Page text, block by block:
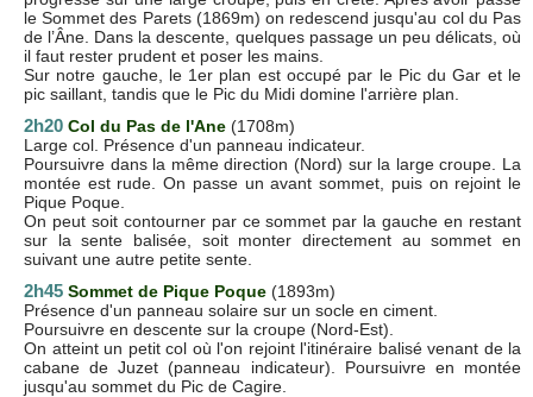
le Sommet des Parets (1869m) on redescend jusqu'au col du Pas
de l’Âne. Dans la descente, quelques passage un peu délicats, où
il faut rester prudent et poser les mains.
Sur notre gauche, le 1er plan est occupé par le Pic du Gar et le
pic saillant, tandis que le Pic du Midi domine l'arrière plan.
2h20 Col du Pas de l'Ane (1708m)
Large col. Présence d'un panneau indicateur.
Poursuivre dans la même direction (Nord) sur la large croupe. La
montée est rude. On passe un avant sommet, puis on rejoint le
Pique Poque.
On peut soit contourner par ce sommet par la gauche en restant
sur la sente balisée, soit monter directement au sommet en
suivant une autre petite sente.
2h45 Sommet de Pique Poque (1893m)
Présence d'un panneau solaire sur un socle en ciment.
Poursuivre en descente sur la croupe (Nord-Est).
On atteint un petit col où l'on rejoint l'itinéraire balisé venant de la
cabane de Juzet (panneau indicateur). Poursuivre en montée
jusqu'au sommet du Pic de Cagire.